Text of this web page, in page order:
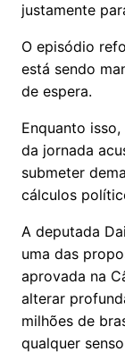
justamente
O episódio
está sendo
de espera.
Enquanto
da jornada
submeter
cálculos
A deputada
uma das
aprovada na
alterar
milhões de
qualquer